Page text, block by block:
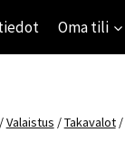
Oma tili
/Valaistus /Takavalot /